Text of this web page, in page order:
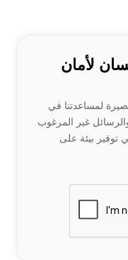
لأمان
لمساعدتنا في
غير المرغوب
توفير بيئة على